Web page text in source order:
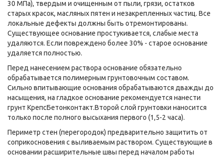
30 МПа), твердым и очищенным от пыли, грязи, остатков
старых красок, масляных пятен и незакрепленных частиц. Все
локальные дефекты должны быть отремонтированы.
Существующее основание простукивается, слабые места
удаляются. Если повреждено более 30% - старое основание
удаляется полностью.
Перед нанесением раствора основание обязательно
обрабатывается полимерным грунтовочным составом.
Сильно впитывающие основания обрабатываются дважды до
насыщения, на гладкое основание рекомендуется нанести
грунт КрепсБетонконтакт.Второй слой грунтовки наносится
только после полного высыхания первого (1,5-2 часа).
Периметр стен (перегородок) предварительно защитить от
соприкосновения с выливаемым раствором. Существующие в
основании расширительные швы перед началом работы